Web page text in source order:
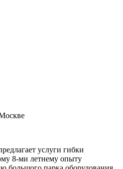
услуги гибки
8-ми летнему опыту